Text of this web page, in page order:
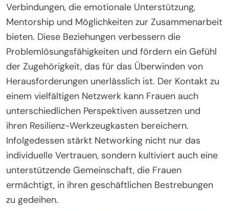
Verbindungen, die emotionale Unterstützung,
Mentorship und Möglichkeiten zur Zusammenarbeit
bieten. Diese Beziehungen verbessern die
Problemlösungsfähigkeiten und fördern ein Gefühl
der Zugehörigkeit, das für das Überwinden von
Herausforderungen unerlässlich ist. Der Kontakt zu
einem vielfältigen Netzwerk kann Frauen auch
unterschiedlichen Perspektiven aussetzen und
ihren Resilienz-Werkzeugkasten bereichern.
Infolgedessen stärkt Networking nicht nur das
individuelle Vertrauen, sondern kultiviert auch eine
unterstützende Gemeinschaft, die Frauen
ermächtigt, in ihren geschäftlichen Bestrebungen
zu gedeihen.